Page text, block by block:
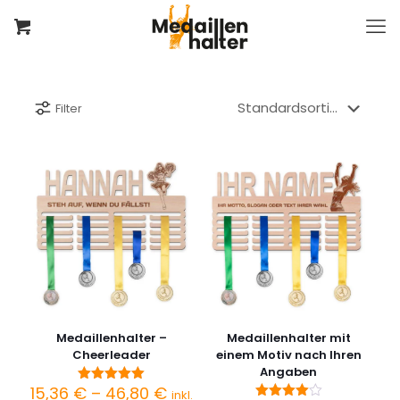
Filter
Medaillenhalter –
Cheerleader
Bewertet
15,36 € – 46,80 €Preisspanne:
inkl.
Medaillenhalter mit
einem Motiv nach Ihren
Angaben